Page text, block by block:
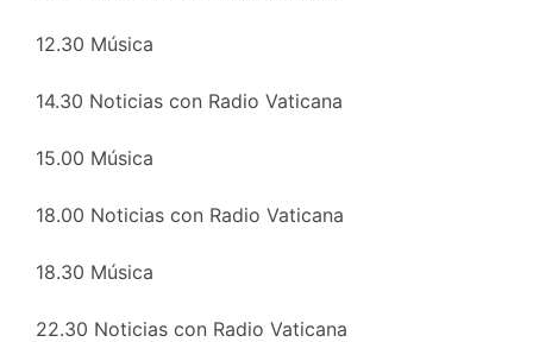
12.30 Música
14.30 Noticias con Radio Vaticana
15.00 Música
18.00 Noticias con Radio Vaticana
18.30 Música
22.30 Noticias con Radio Vaticana